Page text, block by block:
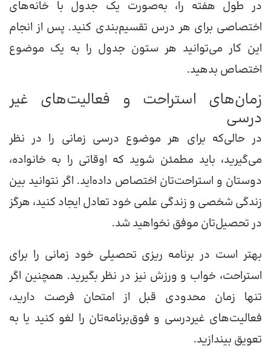
در طول هفته‌ را، به‌صورت یک جدول با خانه‌های
اختصاصی برای هر درس تقسیم‌بندی کنید. پس از انجام
این کار می‌توانید هر ستون جدول را به یک موضوع
اختصاص بدهید.
زمان‌های استراحت و فعالیت‌های غیر
درسی
در حالی‌که برای هر موضوع درسی زمانی را در نظر
می‌گیرید، باید مطمئن شوید که اوقاتی را به خانواده،
دوستان و استراحت‌تان اختصاص داده‌اید. اگر نتوانید بین
زندگی شخصی و زندگی علمی خود تعادل ایجاد کنید، هرگز
در تحصیل‌تان موفق نخواهید شد.
بهتر است در برنامه ریزی تحصیلی خود زمانی را برای
استراحت، خواب و ورزش نیز در نظر بگیرید. همچنین اگر
تنها زمان محدودی قبل از امتحان فرصت دارید،
فعالیت‌های غیر‌درسی‌ و فوق‌برنامه‌تان را لغو کنید یا به
تعویق بیندازید.